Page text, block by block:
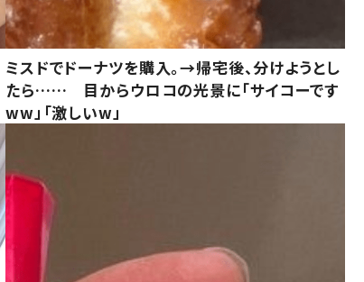
ミスドでドーナツを購入。→帰宅後、分けようとし
たら…… 目からウロコの光景に「サイコーです
ww」「激しいw」